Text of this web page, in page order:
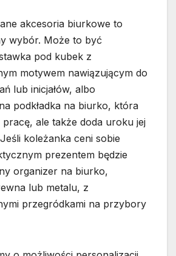
akcesoria biurkowe to
wybór. Może to być
pod kubek z
motywem nawiązującym do
lub inicjałów, albo
podkładka na biurko, która
pracę, ale także doda uroku jej
koleżanka ceni sobie
prezentem będzie
organizer na biurko,
lub metalu, z
przegródkami na przybory